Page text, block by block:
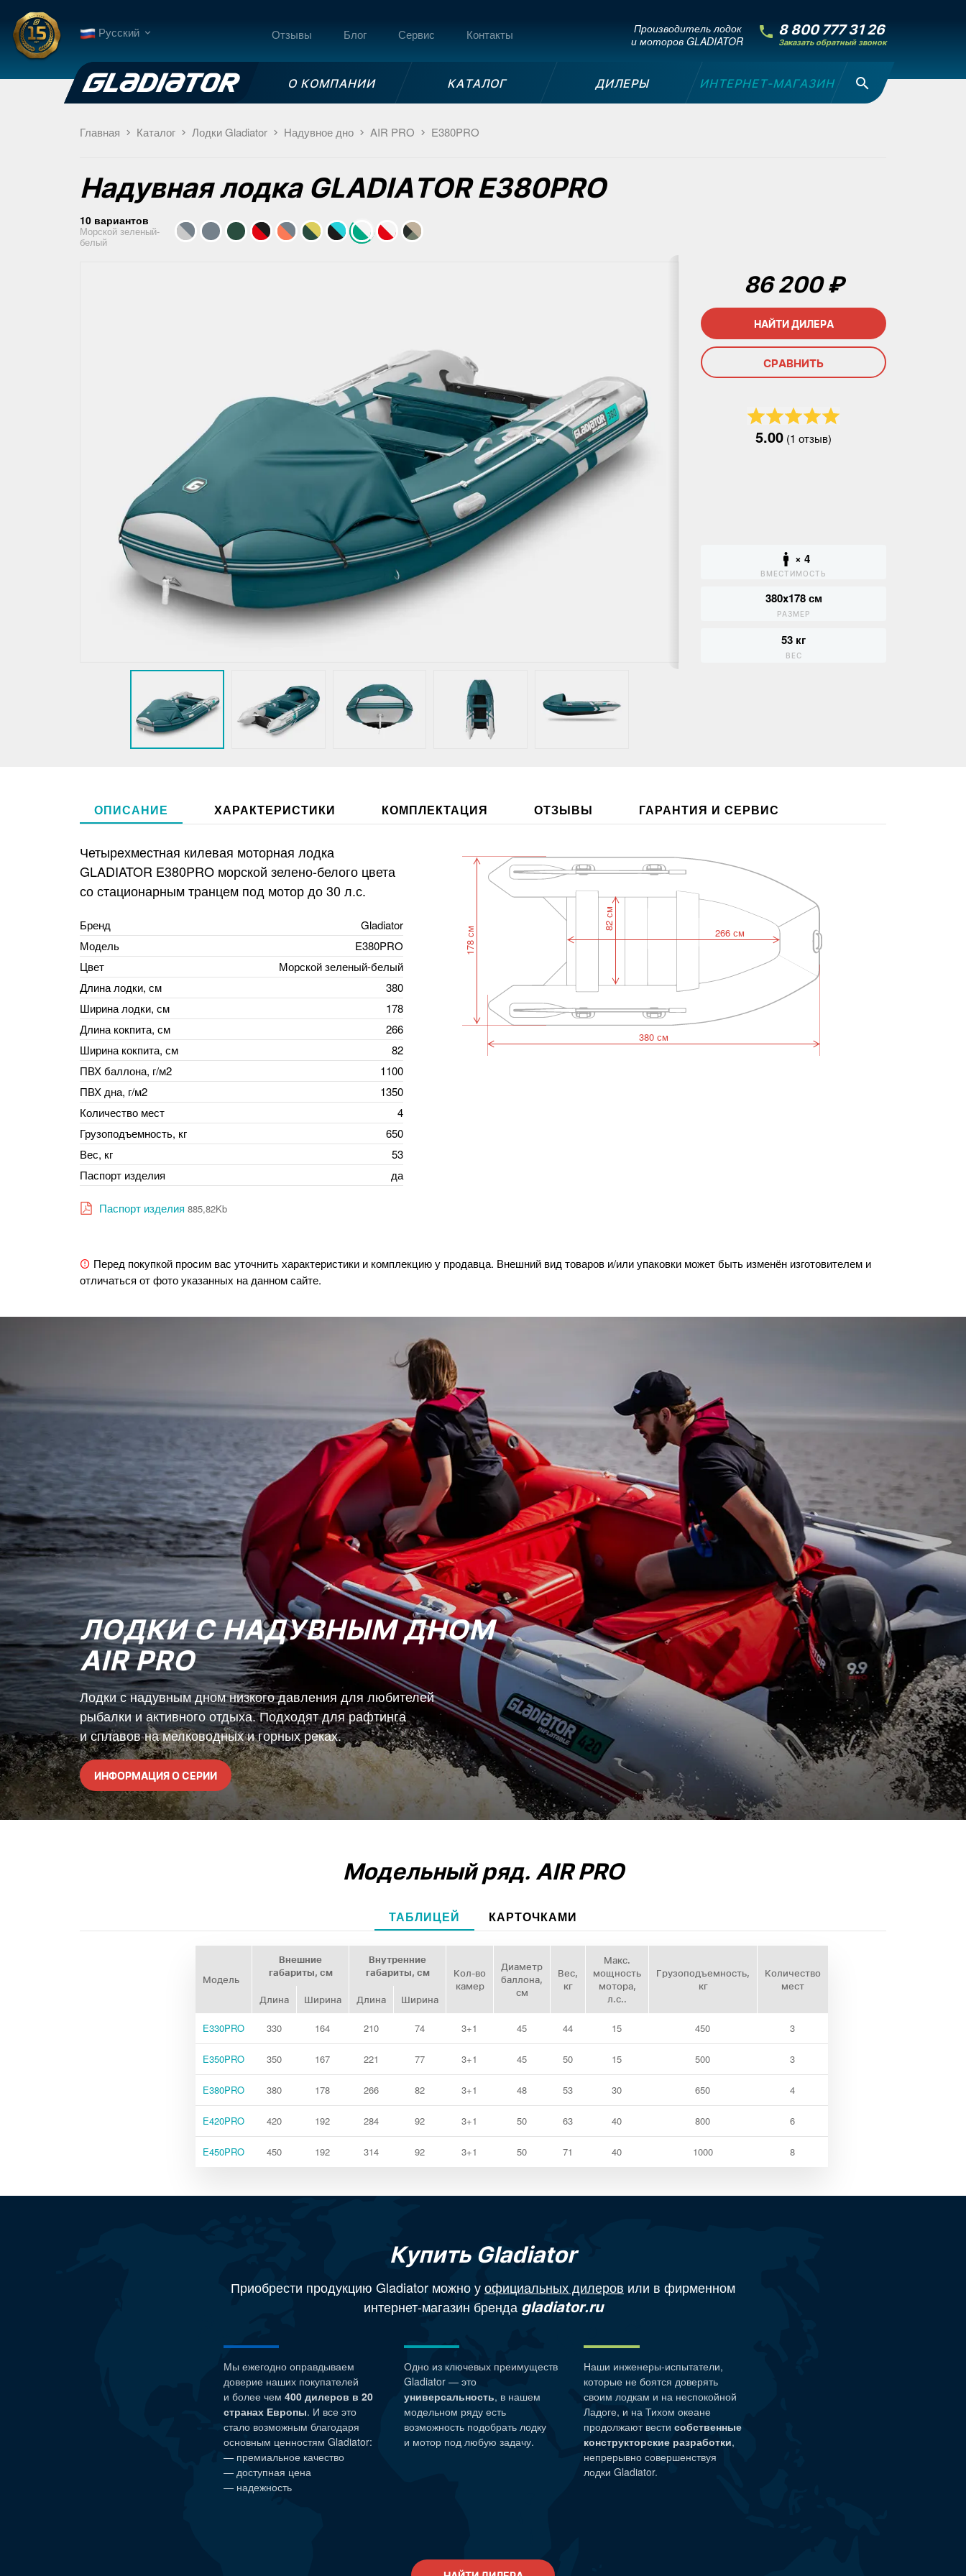
Русский Отзывы Блог Сервис Контакты
Производитель лодок
и моторов GLADIATOR
8 800 777 31 26
Заказать обратный звонок
О КОМПАНИИ КАТАЛОГ ДИЛЕРЫ ИНТЕРНЕТ-МАГАЗИН
Главная Каталог Лодки Gladiator Надувное дно AIR PRO E380PRO
Надувная лодка GLADIATOR E380PRO
10 вариантов
Морской зеленый-
белый
86 200 ₽
НАЙТИ ДИЛЕРА
СРАВНИТЬ
5.00 (1 отзыв)
× 4
ВМЕСТИМОСТЬ
380x178 см
РАЗМЕР
53 кг
ВЕС
ОПИСАНИЕ ХАРАКТЕРИСТИКИ КОМПЛЕКТАЦИЯ ОТЗЫВЫ ГАРАНТИЯ И СЕРВИС
Четырехместная килевая моторная лодка
GLADIATOR E380PRO морской зелено-белого цвета
со стационарным транцем под мотор до 30 л.с.
Бренд
Gladiator
Модель
E380PRO
Цвет
Морской зеленый-белый
Длина лодки, см
380
Ширина лодки, см
178
Длина кокпита, см
266
Ширина кокпита, см
82
ПВХ баллона, г/м2
1100
ПВХ дна, г/м2
1350
Количество мест
4
Грузоподъемность, кг
650
Вес, кг
53
Паспорт изделия
да
Паспорт изделия 885,82Kb
266 см
82 см
380 см
178 см
Перед покупкой просим вас уточнить характеристики и комплекцию у продавца. Внешний вид товаров и/или упаковки может быть изменён изготовителем и
отличаться от фото указанных на данном сайте.
ЛОДКИ С НАДУВНЫМ ДНОМ
AIR PRO
Лодки с надувным дном низкого давления для любителей
рыбалки и активного отдыха. Подходят для рафтинга
и сплавов на мелководных и горных реках.
ИНФОРМАЦИЯ О СЕРИИ
Модельный ряд. AIR PRO
ТАБЛИЦЕЙ КАРТОЧКАМИ
Модель
Внешние
габариты, см
Внутренние
габариты, см
Кол‑во
камер
Диаметр
баллона,
см
Вес,
кг
Макс.
мощность
мотора,
л.с..
Грузоподъемность,
кг
Количество
мест
Длина
Ширина Длина Ширина
E330PRO 330 164 210 74 3+1 45 44 15 450 3
E350PRO 350 167 221 77 3+1 45 50 15 500 3
E380PRO 380 178 266 82 3+1 48 53 30 650 4
E420PRO 420 192 284 92 3+1 50 63 40 800 6
E450PRO 450 192 314 92 3+1 50 71 40 1000 8
Купить Gladiator
Приобрести продукцию Gladiator можно уофициальных дилеров или в фирменном
интернет-магазин бренда gladiator.ru
Мы ежегодно оправдываем
доверие наших покупателей
и более чем 400 дилеров в 20
странах Европы. И все это
стало возможным благодаря
основным ценностям Gladiator:
— премиальное качество
— доступная цена
— надежность
Одно из ключевых преимуществ
Gladiator — это
универсальность, в нашем
модельном ряду есть
возможность подобрать лодку
и мотор под любую задачу.
Наши инженеры-испытатели,
которые не боятся доверять
своим лодкам и на неспокойной
Ладоге, и на Тихом океане
продолжают вестисобственные
конструкторские разработки,
непрерывно совершенствуя
лодки Gladiator.